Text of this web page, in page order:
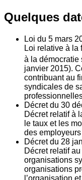
Quelques
Loi du 5 mars
Loi relative à la
à la démocratie
janvier 2015).
contribuant au
syndicales de
Décret du 30
Décret relatif à
le taux et les
des
Décret du 28
Décret relatif
organisations
organisations